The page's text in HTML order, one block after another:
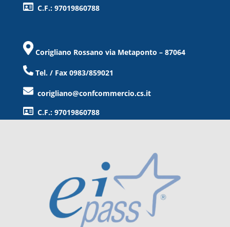
C.F.: 97019860788
Corigliano Rossano via Metaponto – 87064
Tel. / Fax 0983/859021
corigliano@confcommercio.cs.it
C.F.: 97019860788